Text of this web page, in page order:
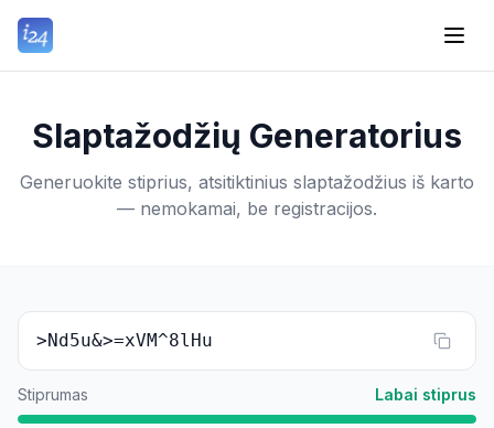
Slaptažodžių Generatorius
Generuokite stiprius, atsitiktinius slaptažodžius iš karto
— nemokamai, be registracijos.
>Nd5u&>=xVM^8lHu
Stiprumas Labai stiprus